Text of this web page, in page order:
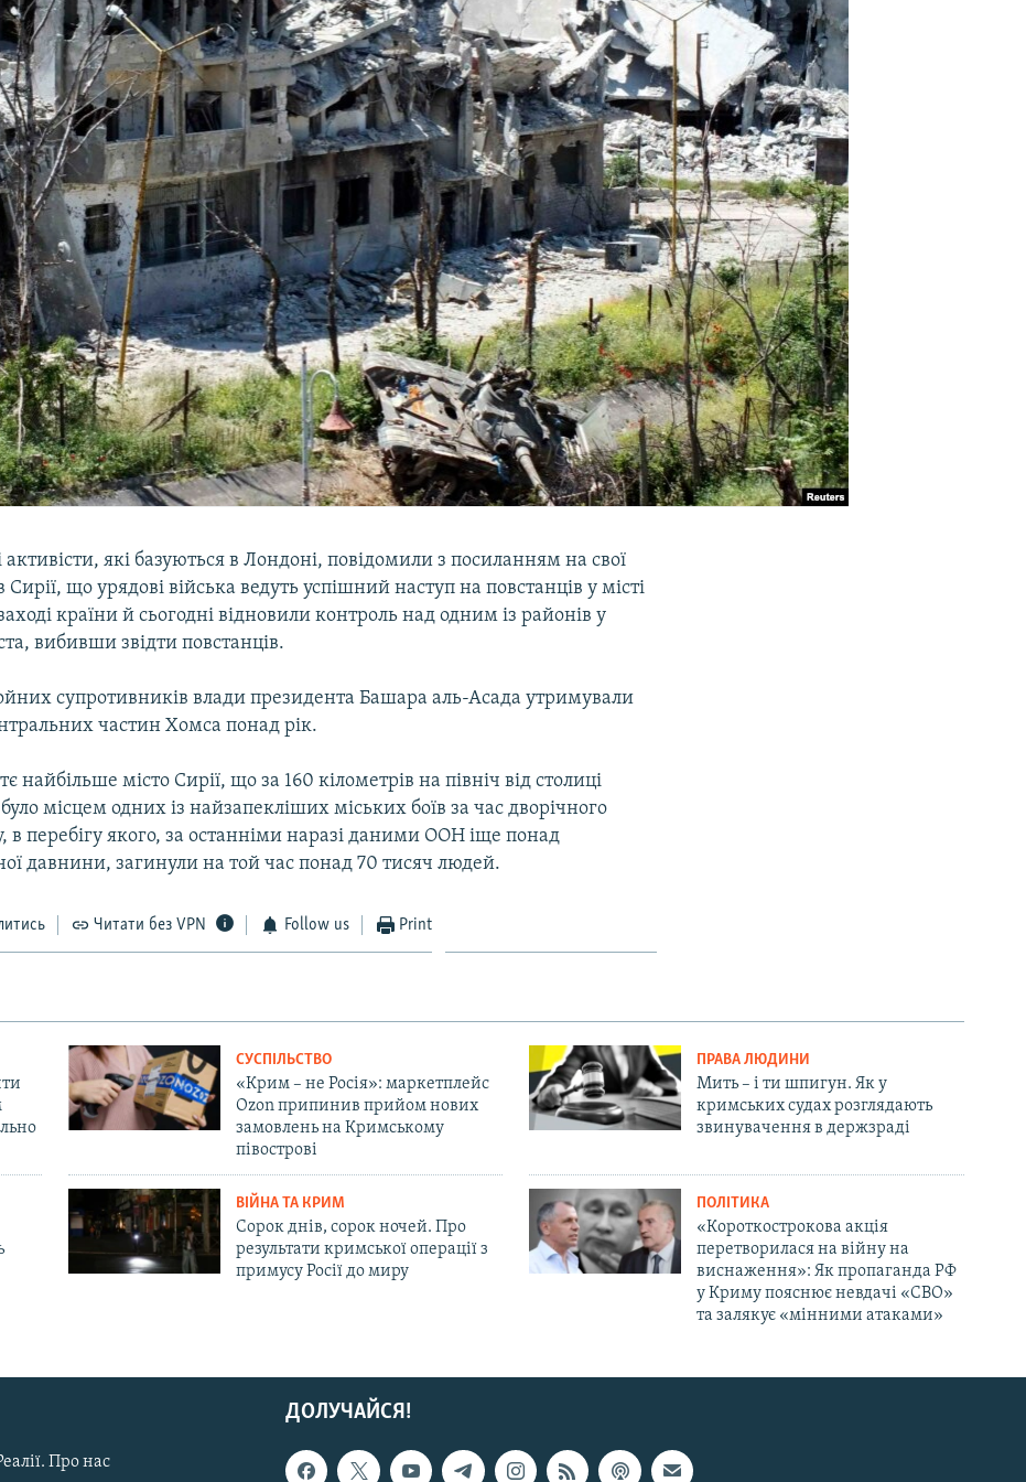
активісти, які базуються в Лондоні, повідомили з посиланням на свої
що урядові війська ведуть успішний наступ на повстанців у місті
країни й сьогодні відновили контроль над одним із районів у
вибивши звідти повстанців.
супротивників влади президента Башара аль-Асада утримували
частин Хомса понад рік.
найбільше місто Сирії, що за 160 кілометрів на північ від столиці
місцем одних із найзапекліших міських боїв за час дворічного
в перебігу якого, за останніми наразі даними ООН іще понад
давнини, загинули на той час понад 70 тисяч людей.
Читати без VPN Follow us Print
СУСПІЛЬСТВО
«Крим – не Росія»: маркетплейс
Ozon припинив прийом нових
замовлень на Кримському
півострові
ПРАВА ЛЮДИНИ
Мить – і ти шпигун. Як у
кримських судах розглядають
звинувачення в держзраді
ВІЙНА ТА КРИМ
Сорок днів, сорок ночей. Про
результати кримської операції з
примусу Росії до миру
ПОЛІТИКА
«Короткострокова акція
перетворилася на війну на
виснаження»: Як пропаганда РФ
у Криму пояснює невдачі «СВО»
та залякує «мінними атаками»
ДОЛУЧАЙСЯ!
Про нас